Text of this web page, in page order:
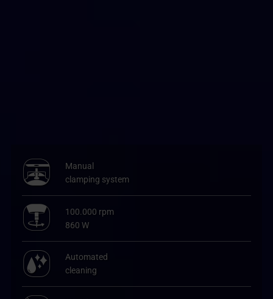
Manual
clamping system
100.000 rpm
860 W
Automated
cleaning